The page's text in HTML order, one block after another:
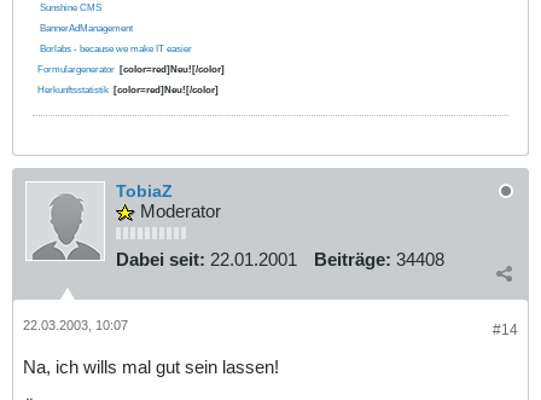
Sunshine CMS
BannerAdManagement
Borlabs - because we make IT easier
Formulargenerator [color=red]Neu![/color]
Herkunftsstatistik [color=red]Neu![/color]
TobiaZ
Moderator
Dabei seit: 22.01.2001 Beiträge: 34408
#14
22.03.2003, 10:07
Na, ich wills mal gut sein lassen!